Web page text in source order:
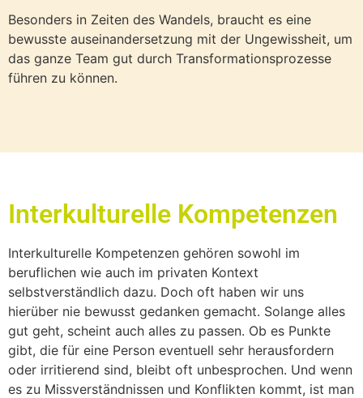
Besonders in Zeiten des Wandels, braucht es eine
bewusste auseinandersetzung mit der Ungewissheit, um
das ganze Team gut durch Transformationsprozesse
führen zu können.
Interkulturelle Kompetenzen
Interkulturelle Kompetenzen gehören sowohl im
beruflichen wie auch im privaten Kontext
selbstverständlich dazu. Doch oft haben wir uns
hierüber nie bewusst gedanken gemacht. Solange alles
gut geht, scheint auch alles zu passen. Ob es Punkte
gibt, die für eine Person eventuell sehr herausfordern
oder irritierend sind, bleibt oft unbesprochen. Und wenn
es zu Missverständnissen und Konflikten kommt, ist man